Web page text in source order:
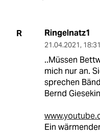
R Ringelnatz1
21.04.2021,
..Müssen
mich nur an.
sprechen
Bernd
Ein